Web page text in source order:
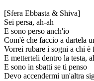
[Sfera Ebbasta & Shiva]
Sei persa, ah-ah
E sono perso anch'io
Com'è che faccio a dartela
Vorrei rubare i sogni a chi è
E metterteli dentro la testa,
E sono in sbatti se ti penso
Devo accendermi un'altra